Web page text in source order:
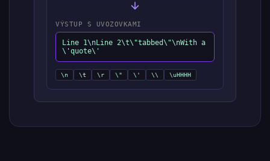
VÝSTUP S UVOZOVKAMI
Line 1\nLine 2\t\"tabbed\"\nWith a
\'quote\'
\n \t \r \" \' \\ \uHHHH